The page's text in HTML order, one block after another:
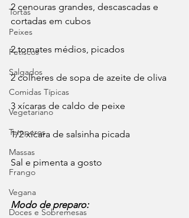
Tortas
Peixes
Petiscos
Salgados
Comidas Típicas
Vegetariano
Temperos
Massas
Frango
Vegana
Doces e Sobremesas
2 cenouras grandes, descascadas e
cortadas em cubos
2 tomates médios, picados
2 colheres de sopa de azeite de oliva
3 xícaras de caldo de peixe
1/2 xícara de salsinha picada
Sal e pimenta a gosto
Modo de preparo: